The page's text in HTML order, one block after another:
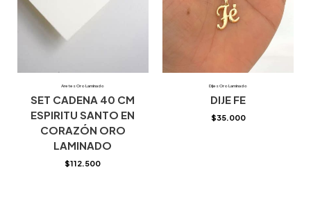
Aretes Oro Laminado
SET CADENA 40 CM
ESPIRITU SANTO EN
CORAZÓN ORO
LAMINADO
$112.500
Dijes Oro Laminado
DIJE FE
$35.000